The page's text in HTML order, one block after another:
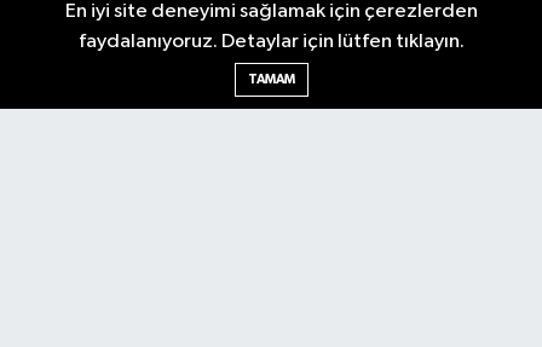
Ankara Nöbetçi Eczaneler
En iyi site deneyimi sağlamak için çerezlerden
faydalanıyoruz. Detaylar için lütfen tıklayın.
TAMAM